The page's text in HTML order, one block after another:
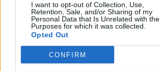
I want to opt-out of Collection, Use,
Retention, Sale, and/or Sharing of my
Personal Data that Is Unrelated with the
Purposes for which it was collected.
Opted Out
CONFIRM
VALUTARE: